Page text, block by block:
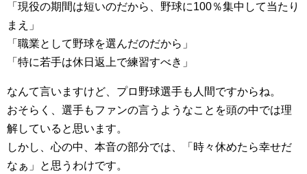
「現役の期間は短いのだから、野球に100％集中して当たり
まえ」
「職業として野球を選んだのだから」
「特に若手は休日返上で練習すべき」
なんて言いますけど、プロ野球選手も人間ですからね。
おそらく、選手もファンの言うようなことを頭の中では理
解していると思います。
しかし、心の中、本音の部分では、「時々休めたら幸せだ
なぁ」と思うわけです。